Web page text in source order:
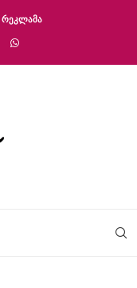
ᲠᲔᲙᲚᲐᲛᲐ